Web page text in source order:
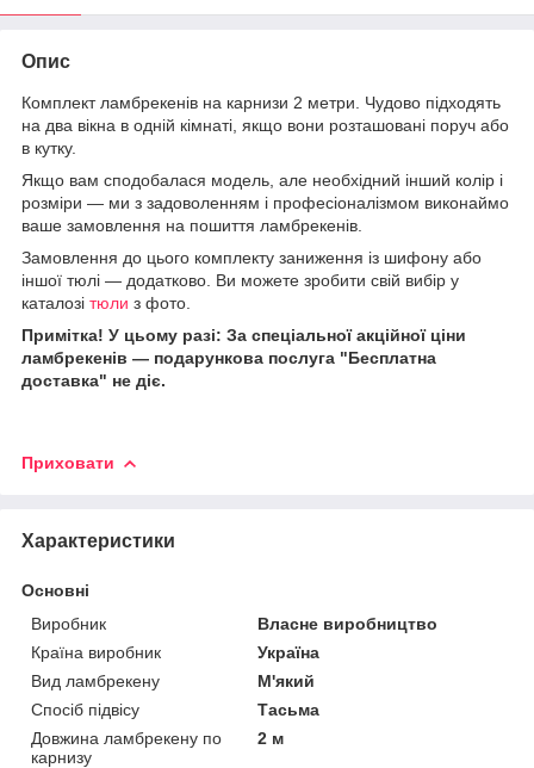
Опис
Комплект ламбрекенів на карнизи 2 метри. Чудово підходять
на два вікна в одній кімнаті, якщо вони розташовані поруч або
в кутку.
Якщо вам сподобалася модель, але необхідний інший колір і
розміри — ми з задоволенням і професіоналізмом виконаймо
ваше замовлення на пошиття ламбрекенів.
Замовлення до цього комплекту заниження із шифону або
іншої тюлі — додатково. Ви можете зробити свій вибір у
каталозі тюли з фото.
Примітка! У цьому разі: За спеціальної акційної ціни
ламбрекенів — подарункова послуга "Бесплатна
доставка" не діє.
Приховати
Характеристики
Основні
Виробник
Власне виробництво
Країна виробник
Україна
Вид ламбрекену
М'який
Спосіб підвісу
Тасьма
Довжина ламбрекену по
карнизу
2 м